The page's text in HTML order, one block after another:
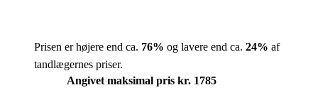
Prisen er højere end ca. 76% og lavere end ca. 24% af
tandlægernes priser.
Angivet maksimal pris kr. 1785